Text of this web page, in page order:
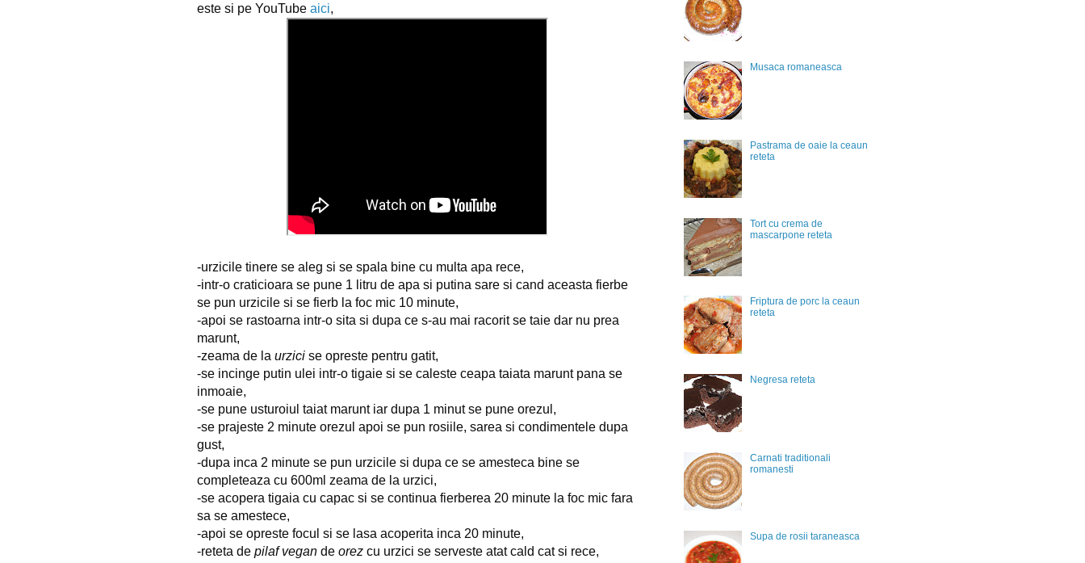
este si pe YouTube aici,
-urzicile tinere se aleg si se spala bine cu multa apa rece,
-intr-o craticioara se pune 1 litru de apa si putina sare si cand aceasta fierbe
se pun urzicile si se fierb la foc mic 10 minute,
-apoi se rastoarna intr-o sita si dupa ce s-au mai racorit se taie dar nu prea
marunt,
-zeama de la urzici se opreste pentru gatit,
-se incinge putin ulei intr-o tigaie si se caleste ceapa taiata marunt pana se
inmoaie,
-se pune usturoiul taiat marunt iar dupa 1 minut se pune orezul,
-se prajeste 2 minute orezul apoi se pun rosiile, sarea si condimentele dupa
gust,
-dupa inca 2 minute se pun urzicile si dupa ce se amesteca bine se
completeaza cu 600ml zeama de la urzici,
-se acopera tigaia cu capac si se continua fierberea 20 minute la foc mic fara
sa se amestece,
-apoi se opreste focul si se lasa acoperita inca 20 minute,
-reteta de pilaf vegan de orez cu urzici se serveste atat cald cat si rece,
Musaca romaneasca
Pastrama de oaie la ceaun
reteta
Tort cu crema de
mascarpone reteta
Friptura de porc la ceaun
reteta
Negresa reteta
Carnati traditionali
romanesti
Supa de rosii taraneasca